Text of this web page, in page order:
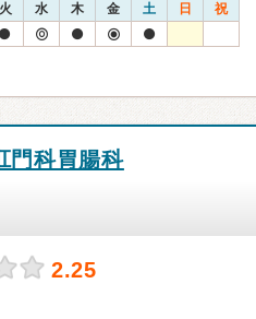
火 水 木 金 土 日 祝
門科胃腸科
2.25